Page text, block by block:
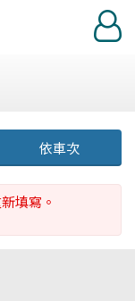
登
入
依車次
填寫。